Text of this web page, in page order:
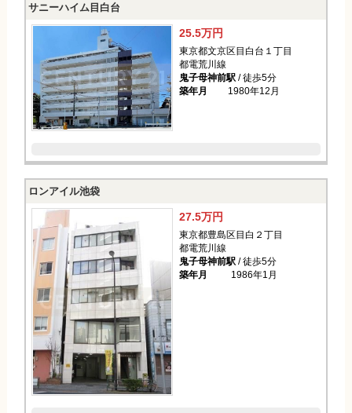
サニーハイム目白台
25.5万円
東京都文京区目白台１丁目
都電荒川線
鬼子母神前駅/ 徒歩5分
築年月
1980年12月
ロンアイル池袋
27.5万円
東京都豊島区目白２丁目
都電荒川線
鬼子母神前駅/ 徒歩5分
築年月
1986年1月